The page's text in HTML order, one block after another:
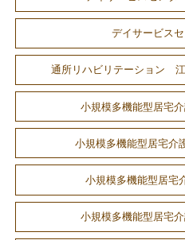
デイサービス
通所リハビリテーション
小規模多機能型居宅
小規模多機能型居宅
小規模多機能型居
小規模多機能型居宅